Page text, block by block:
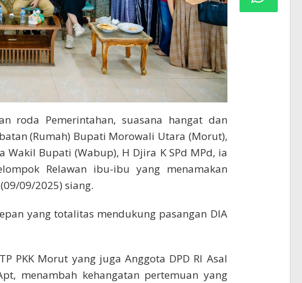
roda Pemerintahan, suasana hangat dan
(Rumah) Bupati Morowali Utara (Morut),
Wakil Bupati (Wabup), H Djira K SPd MPd, ia
Relawan ibu-ibu yang menamakan
09/2025) siang.
yang totalitas mendukung pasangan DIA
PKK Morut yang juga Anggota DPD RI Asal
menambah kehangatan pertemuan yang